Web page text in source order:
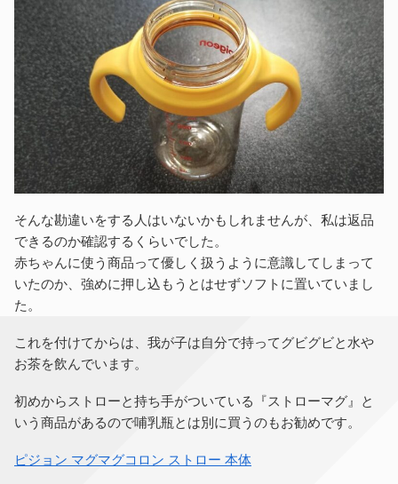
そんな勘違いをする人はいないかもしれませんが、私は返品
できるのか確認するくらいでした。
赤ちゃんに使う商品って優しく扱うように意識してしまって
いたのか、強めに押し込もうとはせずソフトに置いていまし
た。
これを付けてからは、我が子は自分で持ってグビグビと水や
お茶を飲んでいます。
初めからストローと持ち手がついている『ストローマグ』と
いう商品があるので哺乳瓶とは別に買うのもお勧めです。
ピジョン マグマグコロン ストロー 本体